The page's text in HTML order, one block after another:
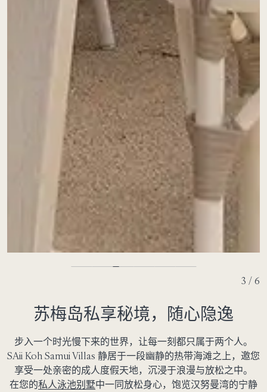
3 / 6
苏梅岛私享秘境，随心隐逸
步入一个时光慢下来的世界，让每一刻都只属于两个人。
SAii Koh Samui Villas 静居于一段幽静的热带海滩之上，邀您
享受一处亲密的成人度假天地，沉浸于浪漫与放松之中。
在您的私人泳池别墅中一同放松身心，饱览汉努曼湾的宁静